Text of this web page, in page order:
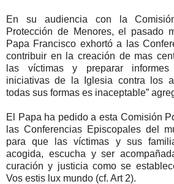
En su audiencia con la
Protección de Menores, el pasado
Papa Francisco exhortó a las
contribuir en la creación de mas
las víctimas y preparar
iniciativas de la Iglesia contra los
todas sus formas es inaceptable”
El Papa ha pedido a esta Comisión
las Conferencias Episcopales del
para que las víctimas y sus
acogida, escucha y ser
curación y justicia como se
Vos estis lux mundo (cf. Art 2).